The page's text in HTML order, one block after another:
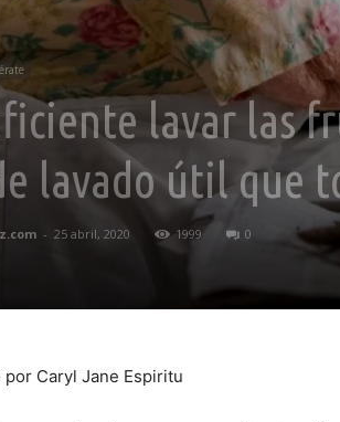
lavar las
lavado útil que
- 25 abril, 2020 1999 0
Caryl Jane Espiritu